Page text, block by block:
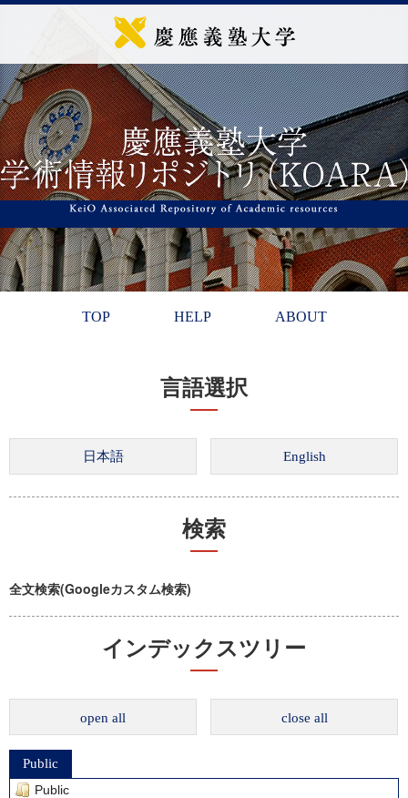
TOP HELP ABOUT
言語選択
検索
全文検索(Googleカスタム検索)
インデックスツリー
open all close all
Public
Public